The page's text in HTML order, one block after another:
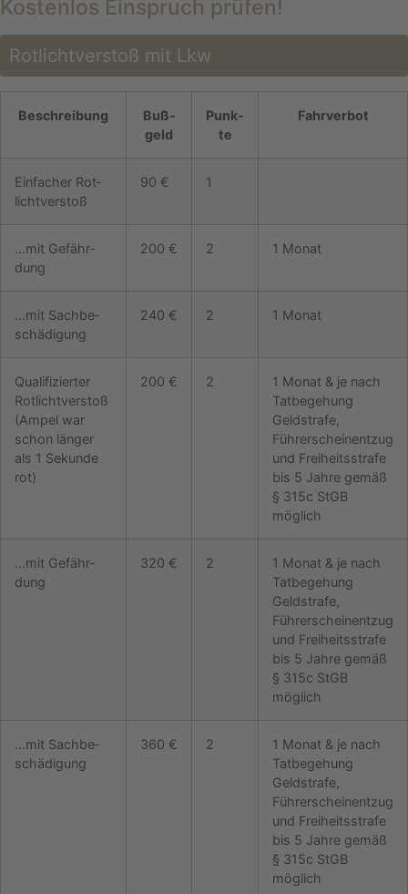
Kostenlos Einspruch prüfen!
Rotlichtverstoß mit Lkw
Beschrei­bung
Buß­
geld
Punk­
te
Fahrverbot
Einfacher Rot­
licht­verstoß
90 € 1
...mit Gefähr­
dung
200 € 2 1 Monat
...mit Sachbe­
schädigung
240 € 2 1 Monat
Qualifizier­ter
Rot­licht­verstoß
(Ampel war
schon län­ger
als 1 Se­kunde
rot)
200 € 2
1 Monat & je nach
Tatbegehung
Geldstrafe,
Führerscheinentzug
und Freiheitsstrafe
bis 5 Jahre gemäß
§ 315c StGB
möglich
...mit Gefähr­
dung
320 € 2
1 Monat & je nach
Tatbegehung
Geldstrafe,
Führerscheinentzug
und Freiheitsstrafe
bis 5 Jahre gemäß
§ 315c StGB
möglich
...mit Sach­be­
schädigung
360 € 2
1 Monat & je nach
Tatbegehung
Geldstrafe,
Führerscheinentzug
und Freiheitsstrafe
bis 5 Jahre gemäß
§ 315c StGB
möglich